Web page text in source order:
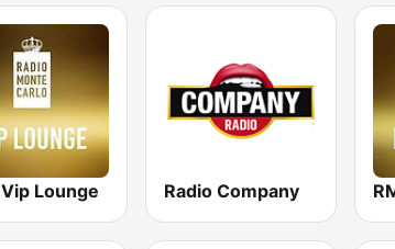
Lounge Radio Company